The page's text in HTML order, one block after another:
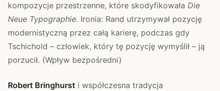
kompozycje przestrzenne, które skodyfikowała Die
Neue Typographie. Ironia: Rand utrzymywał pozycję
modernistyczną przez całą karierę, podczas gdy
Tschichold – człowiek, który tę pozycję wymyślił – ją
porzucił. (Wpływ bezpośredni)
Robert Bringhurst i współczesna tradycja